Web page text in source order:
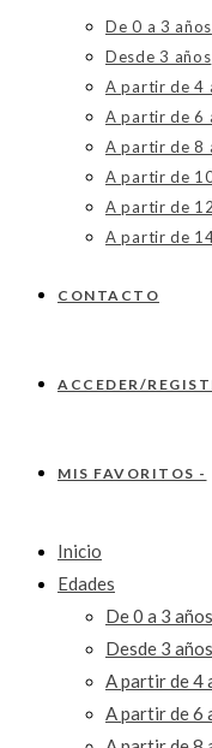
De 0 a 3 años
Desde 3 años
A partir de 4
A partir de 6
A partir de 8
A partir de
A partir de
A partir de
CONTACTO
ACCEDER/
MIS FAVORITOS -
Inicio
Edades
De 0 a 3 años
Desde 3 años
A partir de 4
A partir de 6